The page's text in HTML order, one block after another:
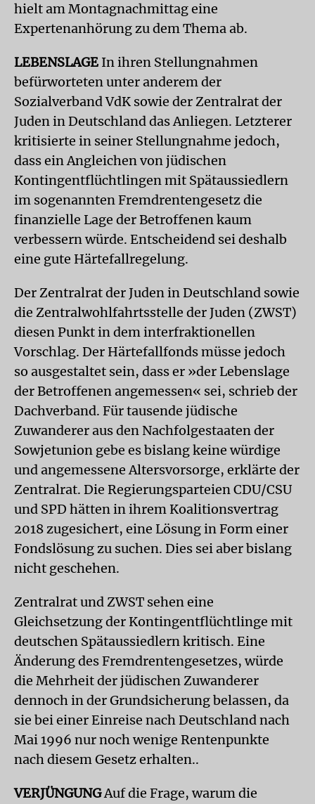
hielt am Montagnachmittag eine
Expertenanhörung zu dem Thema ab.
LEBENSLAGE In ihren Stellungnahmen
befürworteten unter anderem der
Sozialverband VdK sowie der Zentralrat der
Juden in Deutschland das Anliegen. Letzterer
kritisierte in seiner Stellungnahme jedoch,
dass ein Angleichen von jüdischen
Kontingentflüchtlingen mit Spätaussiedlern
im sogenannten Fremdrentengesetz die
finanzielle Lage der Betroffenen kaum
verbessern würde. Entscheidend sei deshalb
eine gute Härtefallregelung.
Der Zentralrat der Juden in Deutschland sowie
die Zentralwohlfahrtsstelle der Juden (ZWST)
diesen Punkt in dem interfraktionellen
Vorschlag. Der Härtefallfonds müsse jedoch
so ausgestaltet sein, dass er »der Lebenslage
der Betroffenen angemessen« sei, schrieb der
Dachverband. Für tausende jüdische
Zuwanderer aus den Nachfolgestaaten der
Sowjetunion gebe es bislang keine würdige
und angemessene Altersvorsorge, erklärte der
Zentralrat. Die Regierungsparteien CDU/CSU
und SPD hätten in ihrem Koalitionsvertrag
2018 zugesichert, eine Lösung in Form einer
Fondslösung zu suchen. Dies sei aber bislang
nicht geschehen.
Zentralrat und ZWST sehen eine
Gleichsetzung der Kontingentflüchtlinge mit
deutschen Spätaussiedlern kritisch. Eine
Änderung des Fremdrentengesetzes, würde
die Mehrheit der jüdischen Zuwanderer
dennoch in der Grundsicherung belassen, da
sie bei einer Einreise nach Deutschland nach
Mai 1996 nur noch wenige Rentenpunkte
nach diesem Gesetz erhalten..
VERJÜNGUNGAuf die Frage, warum die